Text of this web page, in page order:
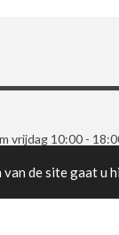
de site gaat u
10:00 -